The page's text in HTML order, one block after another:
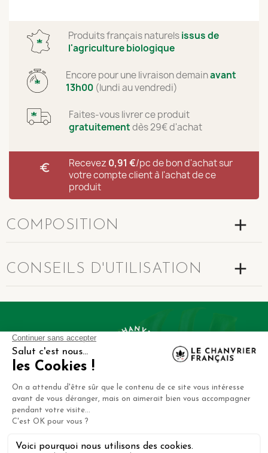
Produits français naturelsissus de
l'agriculture biologique
Encorepour une livraison demainavant
13h00 (lundi au vendredi)
Faites-vous livrer ce produit
gratuitementdès 29€ d'achat
euro Recevez 0,91 €/pcde bon d'achat sur
votre compte client à l'achat de ce
produit
COMPOSITION add
CONSEILS D'UTILISATION add
CBD fabriqué en France par le Chanvrier Français